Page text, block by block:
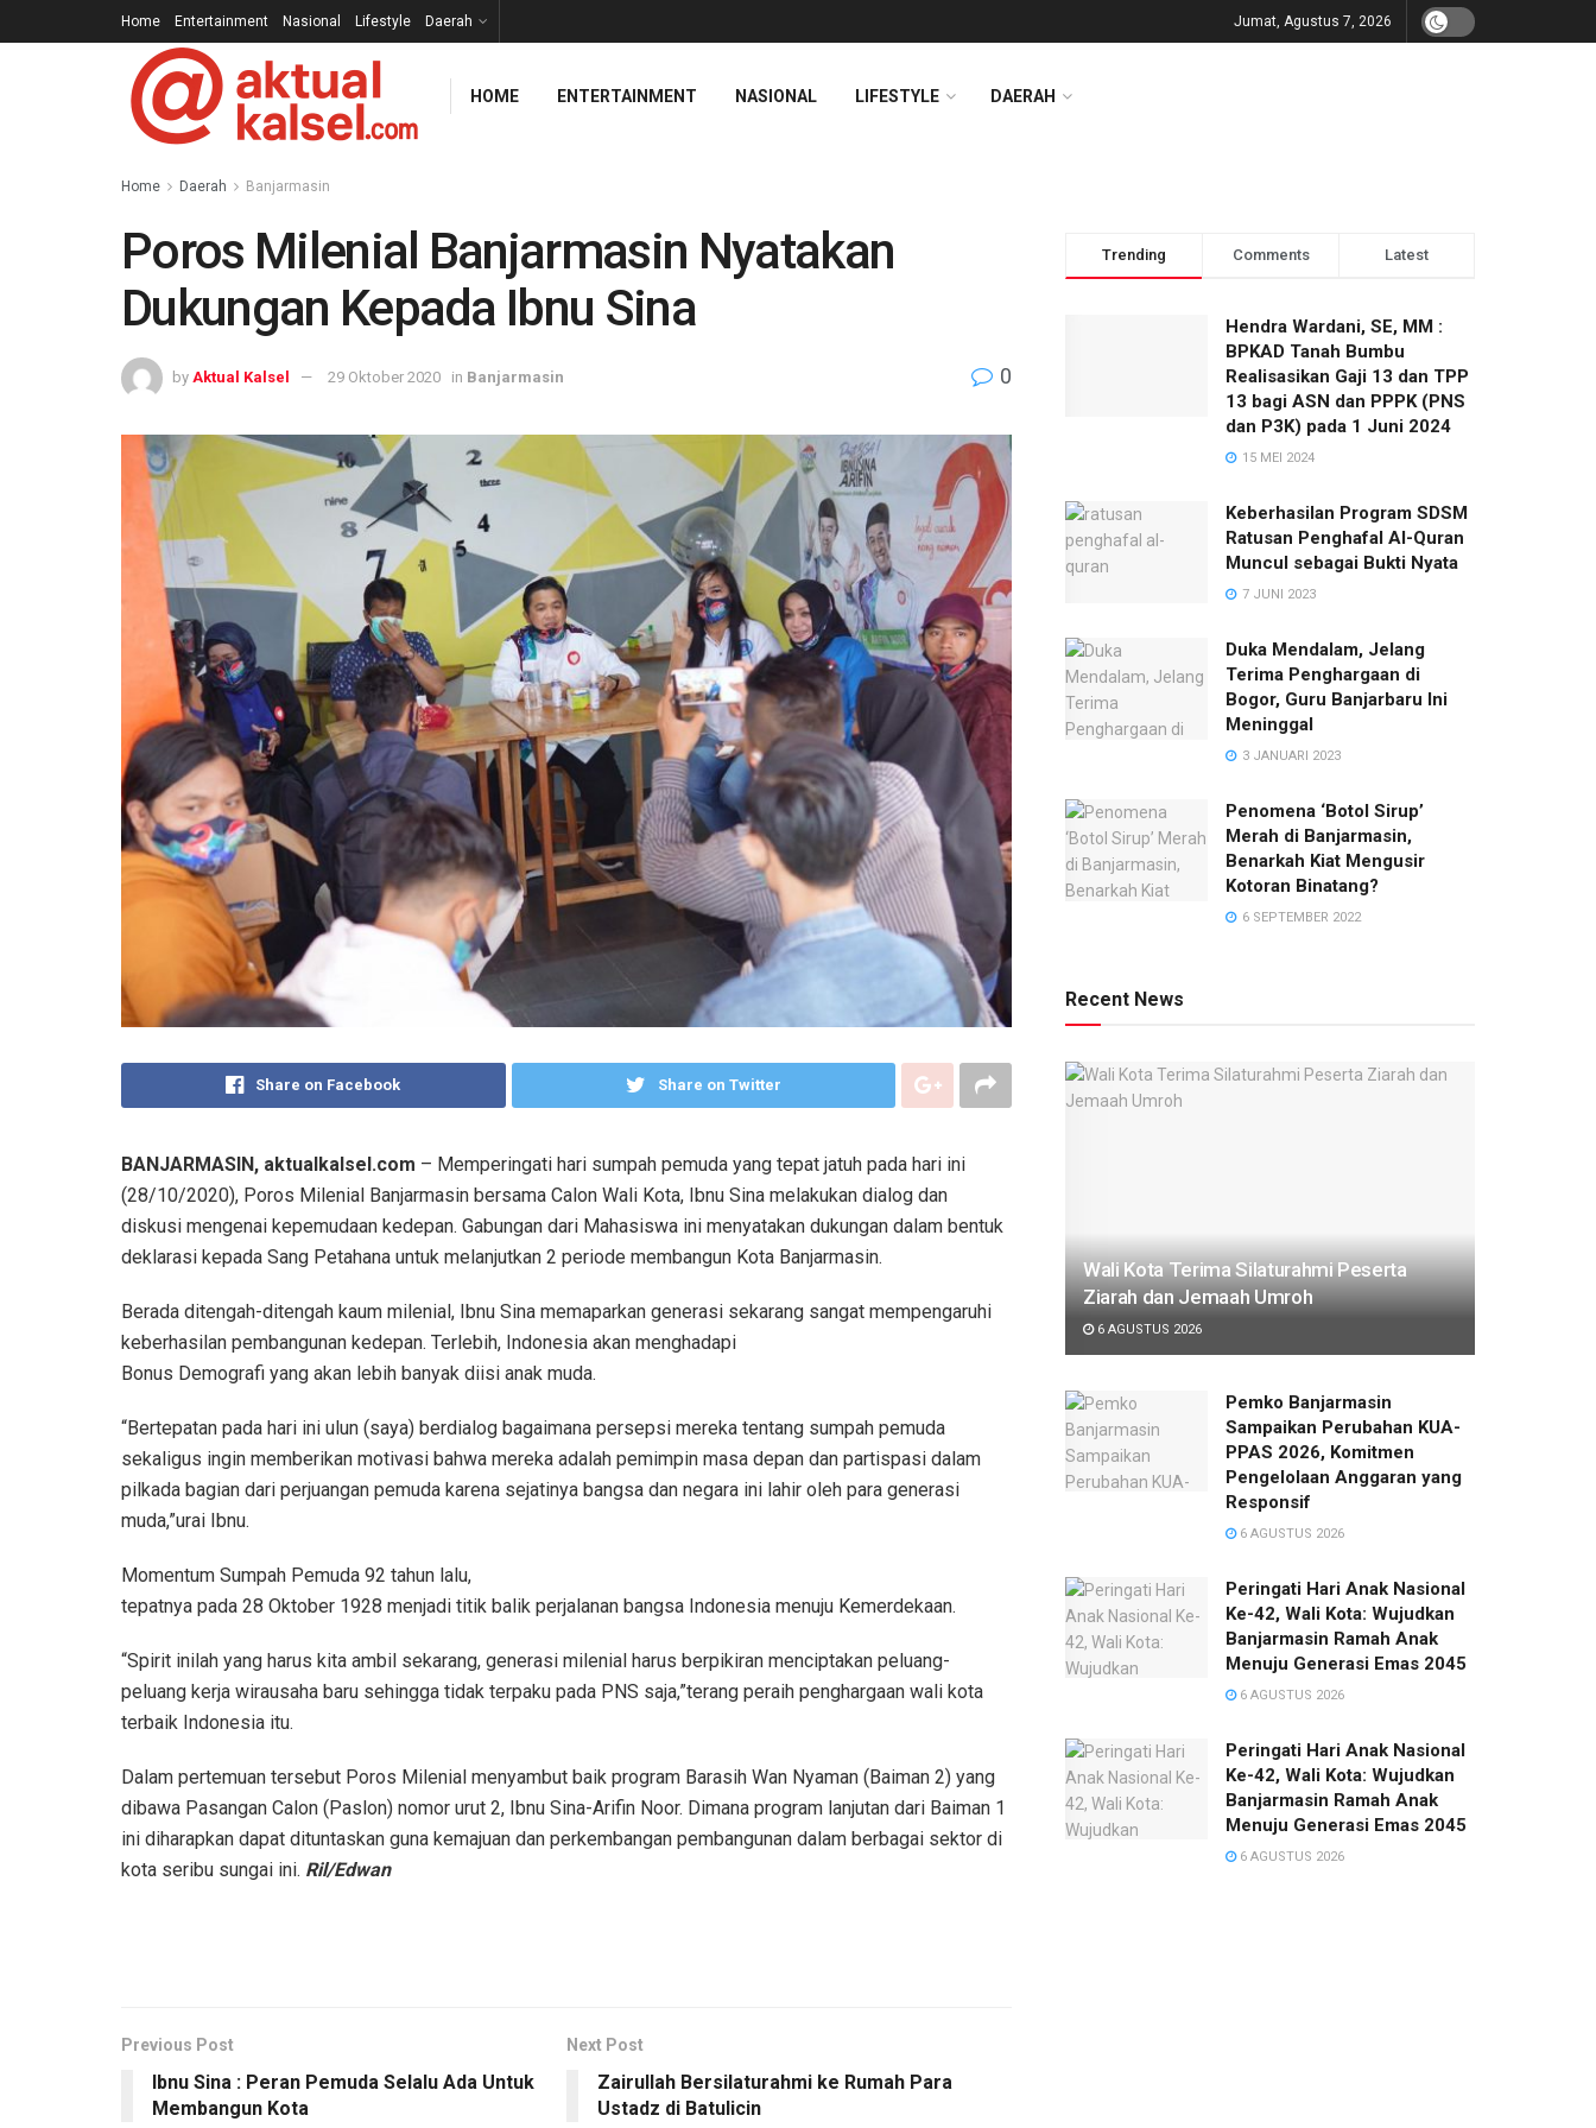
Home Entertainment Nasional Lifestyle Daerah Jumat, Agustus 7, 2026
HOME ENTERTAINMENT NASIONAL LIFESTYLE DAERAH
Home Daerah Banjarmasin
Poros Milenial Banjarmasin Nyatakan
Dukungan Kepada Ibnu Sina
by Aktual Kalsel 29 Oktober 2020 in Banjarmasin 0
Share on Facebook Share on Twitter
BANJARMASIN, aktualkalsel.com – Memperingati hari sumpah pemuda yang tepat jatuh pada hari ini
(28/10/2020), Poros Milenial Banjarmasin bersama Calon Wali Kota, Ibnu Sina melakukan dialog dan
diskusi mengenai kepemudaan kedepan. Gabungan dari Mahasiswa ini menyatakan dukungan dalam bentuk
deklarasi kepada Sang Petahana untuk melanjutkan 2 periode membangun Kota Banjarmasin.
Berada ditengah-ditengah kaum milenial, Ibnu Sina memaparkan generasi sekarang sangat mempengaruhi
keberhasilan pembangunan kedepan. Terlebih, Indonesia akan menghadapi
Bonus Demografi yang akan lebih banyak diisi anak muda.
“Bertepatan pada hari ini ulun (saya) berdialog bagaimana persepsi mereka tentang sumpah pemuda
sekaligus ingin memberikan motivasi bahwa mereka adalah pemimpin masa depan dan partispasi dalam
pilkada bagian dari perjuangan pemuda karena sejatinya bangsa dan negara ini lahir oleh para generasi
muda,”urai Ibnu.
Momentum Sumpah Pemuda 92 tahun lalu,
tepatnya pada 28 Oktober 1928 menjadi titik balik perjalanan bangsa Indonesia menuju Kemerdekaan.
“Spirit inilah yang harus kita ambil sekarang, generasi milenial harus berpikiran menciptakan peluang-
peluang kerja wirausaha baru sehingga tidak terpaku pada PNS saja,”terang peraih penghargaan wali kota
terbaik Indonesia itu.
Dalam pertemuan tersebut Poros Milenial menyambut baik program Barasih Wan Nyaman (Baiman 2) yang
dibawa Pasangan Calon (Paslon) nomor urut 2, Ibnu Sina-Arifin Noor. Dimana program lanjutan dari Baiman 1
ini diharapkan dapat dituntaskan guna kemajuan dan perkembangan pembangunan dalam berbagai sektor di
kota seribu sungai ini. Ril/Edwan
Previous Post
Ibnu Sina : Peran Pemuda Selalu Ada Untuk
Membangun Kota
Next Post
Zairullah Bersilaturahmi ke Rumah Para
Ustadz di Batulicin
Trending Comments Latest
Hendra Wardani, SE, MM :
BPKAD Tanah Bumbu
Realisasikan Gaji 13 dan TPP
13 bagi ASN dan PPPK (PNS
dan P3K) pada 1 Juni 2024
15 MEI 2024
Keberhasilan Program SDSM
Ratusan Penghafal Al-Quran
Muncul sebagai Bukti Nyata
7 JUNI 2023
Duka Mendalam, Jelang
Terima Penghargaan di
Bogor, Guru Banjarbaru Ini
Meninggal
3 JANUARI 2023
Penomena ‘Botol Sirup’
Merah di Banjarmasin,
Benarkah Kiat Mengusir
Kotoran Binatang?
6 SEPTEMBER 2022
Recent News
Wali Kota Terima Silaturahmi Peserta
Ziarah dan Jemaah Umroh
6 AGUSTUS 2026
Pemko Banjarmasin
Sampaikan Perubahan KUA-
PPAS 2026, Komitmen
Pengelolaan Anggaran yang
Responsif
6 AGUSTUS 2026
Peringati Hari Anak Nasional
Ke-42, Wali Kota: Wujudkan
Banjarmasin Ramah Anak
Menuju Generasi Emas 2045
6 AGUSTUS 2026
Peringati Hari Anak Nasional
Ke-42, Wali Kota: Wujudkan
Banjarmasin Ramah Anak
Menuju Generasi Emas 2045
6 AGUSTUS 2026